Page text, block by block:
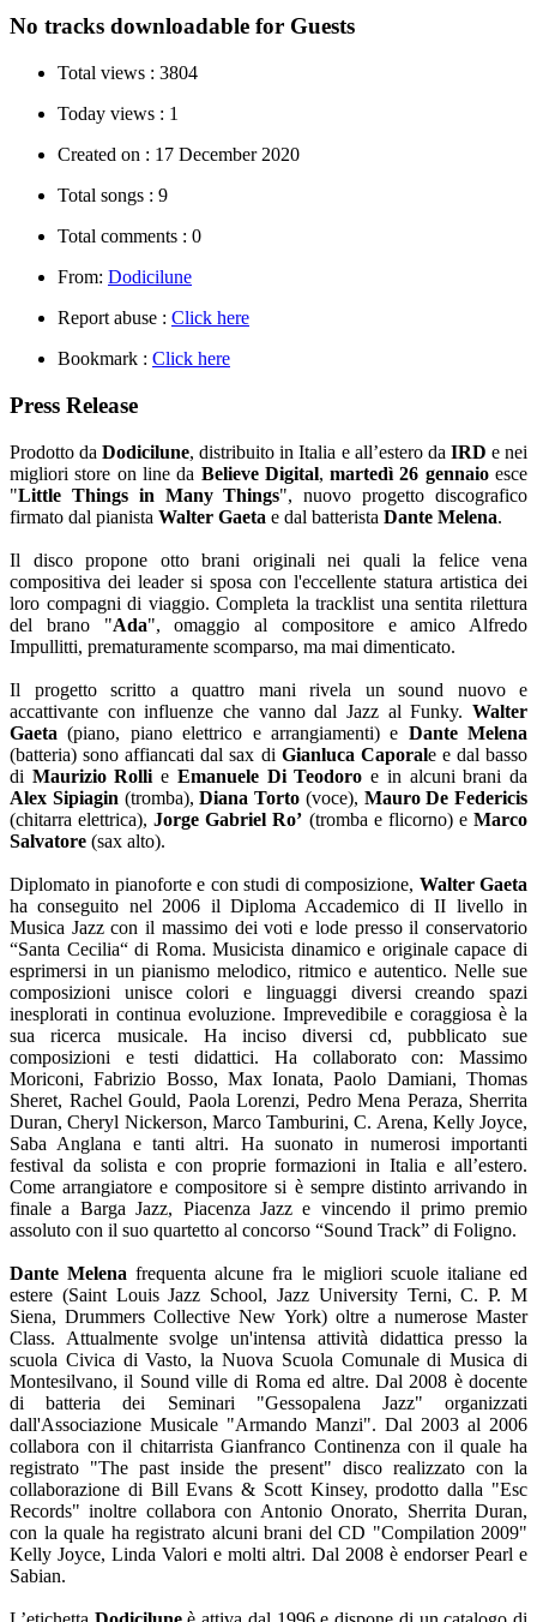
No tracks downloadable for Guests
Total views : 3804
Today views : 1
Created on : 17 December 2020
Total songs : 9
Total comments : 0
From: Dodicilune
Report abuse : Click here
Bookmark : Click here
Press Release
Prodotto daDodicilune, distribuito in Italia e all’estero da IRD e nei
migliori store on line da Believe Digital,martedì 26 gennaioesce
"Little Things in Many Things", nuovo progetto discografico
firmato dal pianista Walter Gaeta e dal batterista Dante Melena.
Il disco propone otto brani originali nei quali la felice vena
compositiva dei leader si sposa con l'eccellente statura artistica dei
loro compagni di viaggio. Completa la tracklist una sentita rilettura
del brano "Ada", omaggio al compositore e amico Alfredo
Impullitti, prematuramente scomparso, ma mai dimenticato.
Il progetto scritto a quattro mani rivela un sound nuovo e
accattivante con influenze che vanno dal Jazz al Funky. Walter
Gaeta (piano, piano elettrico e arrangiamenti) e Dante Melena
(batteria) sono affiancati dal sax di Gianluca Caporale e dal basso
di Maurizio Rolli e Emanuele Di Teodoro e in alcuni brani da
Alex Sipiagin (tromba),Diana Torto (voce), Mauro De Federicis
(chitarra elettrica),Jorge Gabriel Ro’ (tromba e flicorno) eMarco
Salvatore (sax alto).
Diplomato in pianoforte e con studi di composizione, Walter Gaeta
ha conseguito nel 2006 il Diploma Accademico di II livello in
Musica Jazz con il massimo dei voti e lode presso il conservatorio
“Santa Cecilia“ di Roma. Musicista dinamico e originale capace di
esprimersi in un pianismo melodico, ritmico e autentico. Nelle sue
composizioni unisce colori e linguaggi diversi creando spazi
inesplorati in continua evoluzione. Imprevedibile e coraggiosa è la
sua ricerca musicale. Ha inciso diversi cd, pubblicato sue
composizioni e testi didattici. Ha collaborato con: Massimo
Moriconi, Fabrizio Bosso, Max Ionata, Paolo Damiani, Thomas
Sheret, Rachel Gould, Paola Lorenzi, Pedro Mena Peraza, Sherrita
Duran, Cheryl Nickerson, Marco Tamburini, C. Arena, Kelly Joyce,
Saba Anglana e tanti altri. Ha suonato in numerosi importanti
festival da solista e con proprie formazioni in Italia e all’estero.
Come arrangiatore e compositore si è sempre distinto arrivando in
finale a Barga Jazz, Piacenza Jazz e vincendo il primo premio
assoluto con il suo quartetto al concorso “Sound Track” di Foligno.
Dante Melenafrequenta alcune fra le migliori scuole italiane ed
estere (Saint Louis Jazz School, Jazz University Terni, C. P. M
Siena, Drummers Collective New York) oltre a numerose Master
Class. Attualmente svolge un'intensa attività didattica presso la
scuola Civica di Vasto, la Nuova Scuola Comunale di Musica di
Montesilvano, il Sound ville di Roma ed altre. Dal 2008 è docente
di batteria dei Seminari "Gessopalena Jazz" organizzati
dall'Associazione Musicale "Armando Manzi". Dal 2003 al 2006
collabora con il chitarrista Gianfranco Continenza con il quale ha
registrato "The past inside the present" disco realizzato con la
collaborazione di Bill Evans & Scott Kinsey, prodotto dalla "Esc
Records" inoltre collabora con Antonio Onorato, Sherrita Duran,
con la quale ha registrato alcuni brani del CD "Compilation 2009"
Kelly Joyce, Linda Valori e molti altri. Dal 2008 è endorser Pearl e
Sabian.